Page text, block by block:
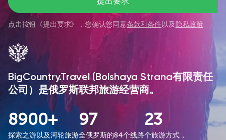
点击按钮《提出要求》，您确认您同意条款和条件以及 隐私政策
BigCountry.Travel (Bolshaya Strana有限责任
公司）是俄罗斯联邦旅游经营商。
8900+
探索之游以及河轮旅游
97
全俄罗斯的84个线路
23
个旅游方式，